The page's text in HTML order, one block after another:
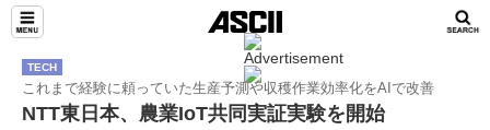
TECH
これまで経験に頼っていた生産予測や収穫作業効率化をAIで改善
NTT東日本、農業IoT共同実証実験を開始